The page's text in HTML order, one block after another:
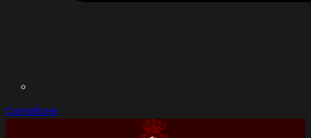
Cartellone